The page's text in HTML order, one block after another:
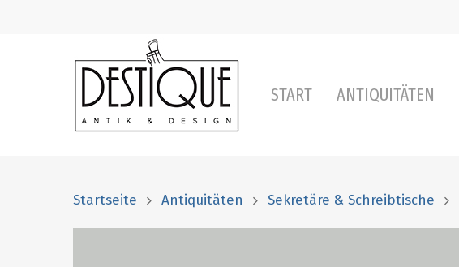
START ANTIQUITÄTEN
Startseite Antiquitäten Sekretäre & Schreibtische